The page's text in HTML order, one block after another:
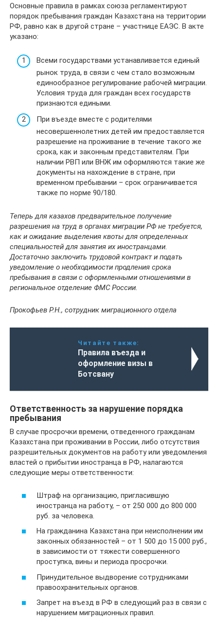
Основные правила в рамках союза регламентируют
порядок пребывания граждан Казахстана на территории
РФ, равно как в другой стране – участнице ЕАЭС. В акте
указано:
Всеми государствами устанавливается единый
рынок труда, в связи с чем стало возможным
единообразное регулирование рабочей миграции.
Условия труда для граждан всех государств
признаются едиными.
При въезде вместе с родителями
несовершеннолетних детей им предоставляется
разрешение на проживание в течение такого же
срока, как и законным представителям. При
наличии РВП или ВНЖ им оформляются такие же
документы на нахождение в стране, при
временном пребывании – срок ограничивается
также по норме 90/180.
Теперь для казахов предварительное получение
разрешения на труд в органах миграции РФ не требуется,
как и ожидание выделения квоты для определенных
специальностей для занятия их иностранцами.
Достаточно заключить трудовой контракт и подать
уведомление о необходимости продления срока
пребывания в связи с оформленными отношениями в
региональное отделение ФМС России.
Прокофьев Р.Н., сотрудник миграционного отдела
Читайте также:
Правила въезда и
оформление визы в
Ботсвану
Ответственность за нарушение порядка
пребывания
В случае просрочки времени, отведенного гражданам
Казахстана при проживании в России, либо отсутствия
разрешительных документов на работу или уведомления
властей о прибытии иностранца в РФ, налагаются
следующие меры ответственности:
Штраф на организацию, пригласившую
иностранца на работу, – от 250 000 до 800 000
руб. за человека.
На гражданина Казахстана при неисполнении им
законных обязанностей – от 1 500 до 15 000 руб.,
в зависимости от тяжести совершенного
проступка, вины и периода просрочки.
Принудительное выдворение сотрудниками
правоохранительных органов.
Запрет на въезд в РФ в следующий раз в связи с
нарушением миграционных правил.